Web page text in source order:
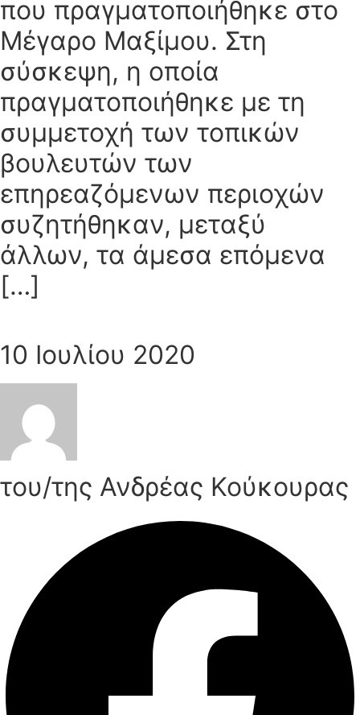
που πραγματοποιήθηκε στο
Μέγαρο Μαξίμου. Στη
σύσκεψη, η οποία
πραγματοποιήθηκε με τη
συμμετοχή των τοπικών
βουλευτών των
επηρεαζόμενων περιοχών
συζητήθηκαν, μεταξύ
άλλων, τα άμεσα επόμενα
[…]
10 Ιουλίου 2020
του/της Ανδρέας Κούκουρας